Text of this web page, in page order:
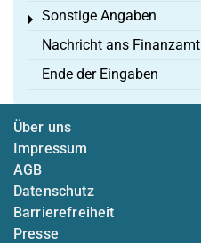
Sonstige Angaben
Toggle menu
Nachricht ans Finanzamt
Ende der Eingaben
Über uns
Impressum
AGB
Datenschutz
Barrierefreiheit
Presse